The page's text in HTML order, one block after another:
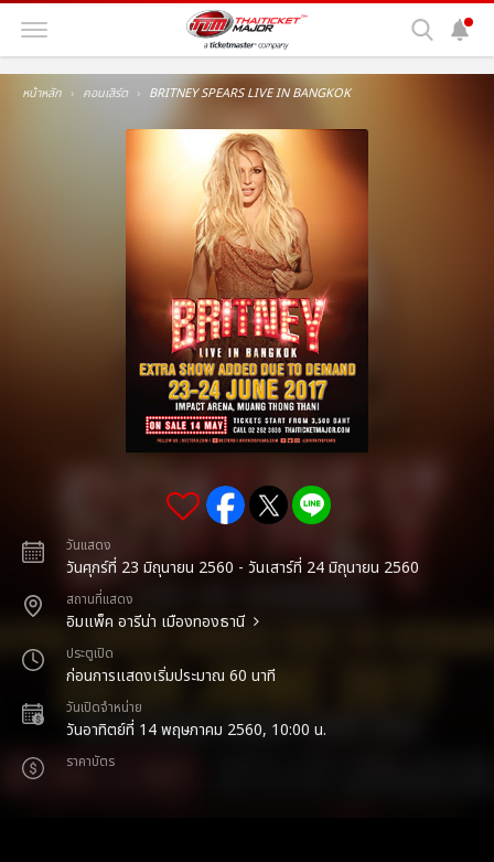
หน้าหลัก คอนเสิร์ต BRITNEY SPEARS LIVE IN BANGKOK
วันแสดง
วันศุกร์ที่ 23 มิถุนายน 2560 - วันเสาร์ที่ 24 มิถุนายน 2560
สถานที่แสดง
อิมแพ็ค อารีน่า เมืองทองธานี
ประตูเปิด
ก่อนการแสดงเริ่มประมาณ 60 นาที
วันเปิดจำหน่าย
วันอาทิตย์ที่ 14 พฤษภาคม 2560, 10:00 น.
ราคาบัตร